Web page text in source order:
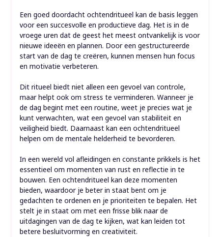
Een goed doordacht ochtendritueel kan de basis leggen
voor een succesvolle en productieve dag. Het is in de
vroege uren dat de geest het meest ontvankelijk is voor
nieuwe ideeën en plannen. Door een gestructureerde
start van de dag te creëren, kunnen mensen hun focus
en motivatie verbeteren.
Dit ritueel biedt niet alleen een gevoel van controle,
maar helpt ook om stress te verminderen. Wanneer je
de dag begint met een routine, weet je precies wat je
kunt verwachten, wat een gevoel van stabiliteit en
veiligheid biedt. Daarnaast kan een ochtendritueel
helpen om de mentale helderheid te bevorderen.
In een wereld vol afleidingen en constante prikkels is het
essentieel om momenten van rust en reflectie in te
bouwen. Een ochtendritueel kan deze momenten
bieden, waardoor je beter in staat bent om je
gedachten te ordenen en je prioriteiten te bepalen. Het
stelt je in staat om met een frisse blik naar de
uitdagingen van de dag te kijken, wat kan leiden tot
betere besluitvorming en creativiteit.